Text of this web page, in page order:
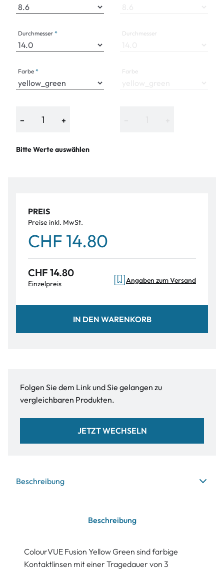
Durchmesser
Farbe
− +
Bitte Werte auswählen
Durchmesser
Farbe
PREIS
Preise inkl. MwSt.
CHF 14.80
CHF 14.80
Einzelpreis Angaben zum Versand
IN DEN WARENKORB
Folgen Sie dem Link und Sie gelangen zu
vergleichbaren Produkten.
JETZT WECHSELN
Beschreibung
Beschreibung
ColourVUE Fusion Yellow Green sind farbige
Kontaktlinsen mit einer Tragedauer von 3